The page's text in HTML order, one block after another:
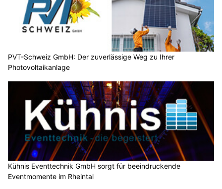
PVT-Schweiz GmbH: Der zuverlässige Weg zu Ihrer
Photovoltaikanlage
Kühnis Eventtechnik GmbH sorgt für beeindruckende
Eventmomente im Rheintal